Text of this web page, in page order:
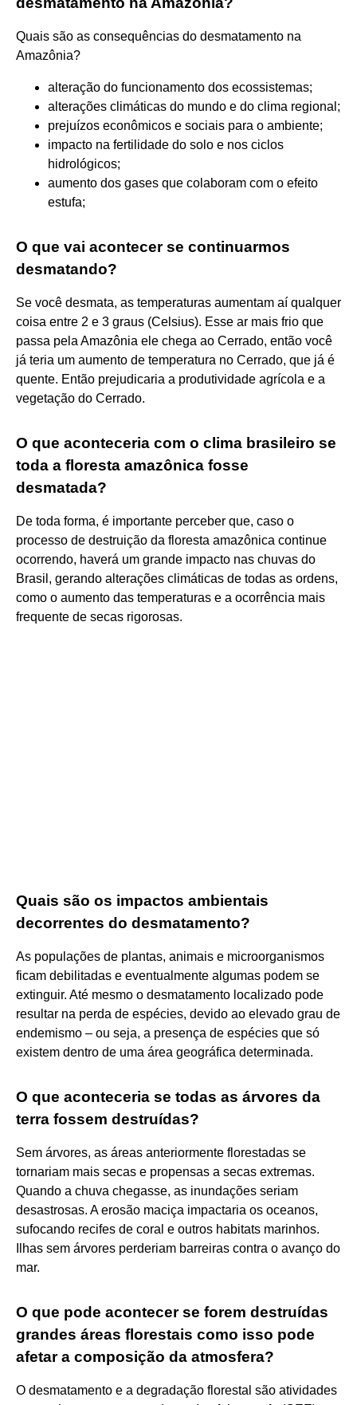
Quais são as consequências do desmatamento na
Amazônia?
alteração do funcionamento dos ecossistemas;
alterações climáticas do mundo e do clima regional;
prejuízos econômicos e sociais para o ambiente;
impacto na fertilidade do solo e nos ciclos
hidrológicos;
aumento dos gases que colaboram com o efeito
estufa;
O que vai acontecer se continuarmos
desmatando?
Se você desmata, as temperaturas aumentam aí qualquer
coisa entre 2 e 3 graus (Celsius). Esse ar mais frio que
passa pela Amazônia ele chega ao Cerrado, então você
já teria um aumento de temperatura no Cerrado, que já é
quente. Então prejudicaria a produtividade agrícola e a
vegetação do Cerrado.
O que aconteceria com o clima brasileiro se
toda a floresta amazônica fosse
desmatada?
De toda forma, é importante perceber que, caso o
processo de destruição da floresta amazônica continue
ocorrendo, haverá um grande impacto nas chuvas do
Brasil, gerando alterações climáticas de todas as ordens,
como o aumento das temperaturas e a ocorrência mais
frequente de secas rigorosas.
Quais são os impactos ambientais
decorrentes do desmatamento?
As populações de plantas, animais e microorganismos
ficam debilitadas e eventualmente algumas podem se
extinguir. Até mesmo o desmatamento localizado pode
resultar na perda de espécies, devido ao elevado grau de
endemismo – ou seja, a presença de espécies que só
existem dentro de uma área geográfica determinada.
O que aconteceria se todas as árvores da
terra fossem destruídas?
Sem árvores, as áreas anteriormente florestadas se
tornariam mais secas e propensas a secas extremas.
Quando a chuva chegasse, as inundações seriam
desastrosas. A erosão maciça impactaria os oceanos,
sufocando recifes de coral e outros habitats marinhos.
Ilhas sem árvores perderiam barreiras contra o avanço do
mar.
O que pode acontecer se forem destruídas
grandes áreas florestais como isso pode
afetar a composição da atmosfera?
O desmatamento e a degradação florestal são atividades